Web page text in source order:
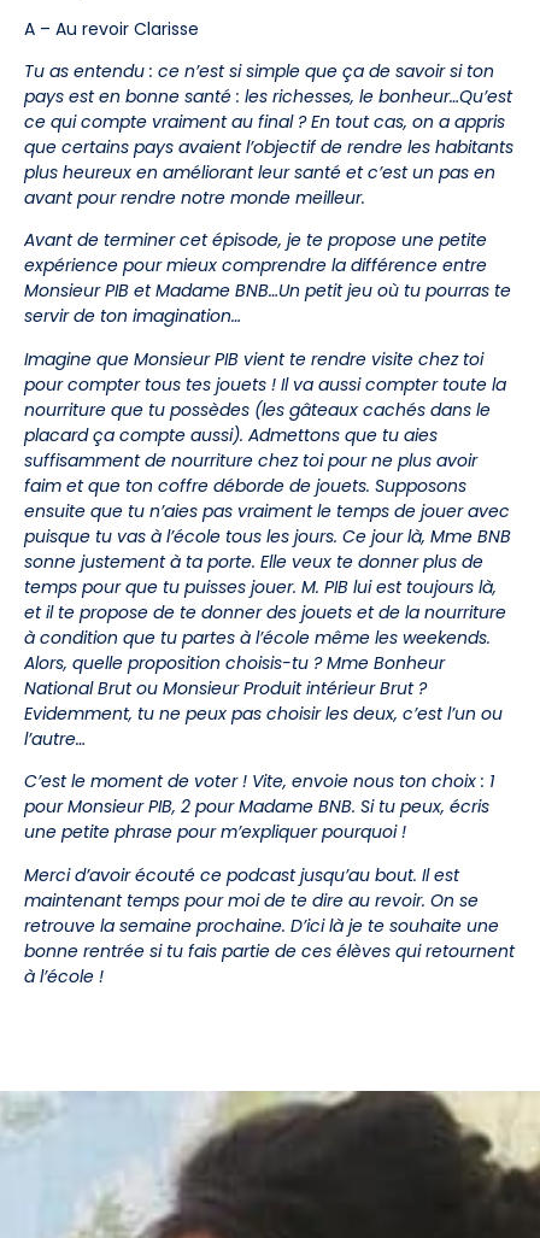
A – Au revoir Clarisse
Tu as entendu : ce n’est si simple que ça de savoir si ton
pays est en bonne santé : les richesses, le bonheur…Qu’est
ce qui compte vraiment au final ? En tout cas, on a appris
que certains pays avaient l’objectif de rendre les habitants
plus heureux en améliorant leur santé et c’est un pas en
avant pour rendre notre monde meilleur.
Avant de terminer cet épisode, je te propose une petite
expérience pour mieux comprendre la différence entre
Monsieur PIB et Madame BNB…Un petit jeu où tu pourras te
servir de ton imagination…
Imagine que Monsieur PIB vient te rendre visite chez toi
pour compter tous tes jouets ! Il va aussi compter toute la
nourriture que tu possèdes (les gâteaux cachés dans le
placard ça compte aussi). Admettons que tu aies
suffisamment de nourriture chez toi pour ne plus avoir
faim et que ton coffre déborde de jouets. Supposons
ensuite que tu n’aies pas vraiment le temps de jouer avec
puisque tu vas à l’école tous les jours. Ce jour là, Mme BNB
sonne justement à ta porte. Elle veux te donner plus de
temps pour que tu puisses jouer. M. PIB lui est toujours là,
et il te propose de te donner des jouets et de la nourriture
à condition que tu partes à l’école même les weekends.
Alors, quelle proposition choisis-tu ? Mme Bonheur
National Brut ou Monsieur Produit intérieur Brut ?
Evidemment, tu ne peux pas choisir les deux, c’est l’un ou
l’autre…
C’est le moment de voter ! Vite, envoie nous ton choix : 1
pour Monsieur PIB, 2 pour Madame BNB. Si tu peux, écris
une petite phrase pour m’expliquer pourquoi !
Merci d’avoir écouté ce podcast jusqu’au bout. Il est
maintenant temps pour moi de te dire au revoir. On se
retrouve la semaine prochaine. D’ici là je te souhaite une
bonne rentrée si tu fais partie de ces élèves qui retournent
à l’école !